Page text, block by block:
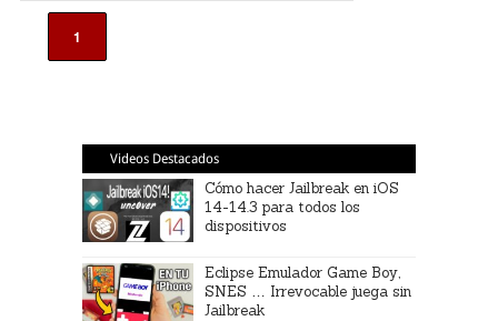
1
Videos Destacados
Cómo hacer Jailbreak en iOS
14-14.3 para todos los
dispositivos
Eclipse Emulador Game Boy,
SNES … Irrevocable juega sin
Jailbreak